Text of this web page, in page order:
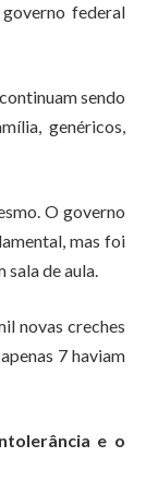
federal
sendo
genéricos,
O governo
mas foi
sala de aula.
novas creches
7 haviam
e o